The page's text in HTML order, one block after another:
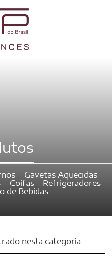
Gavetas Aquecidas
Coifas
Refrigeradores
de Bebidas
nesta categoria.